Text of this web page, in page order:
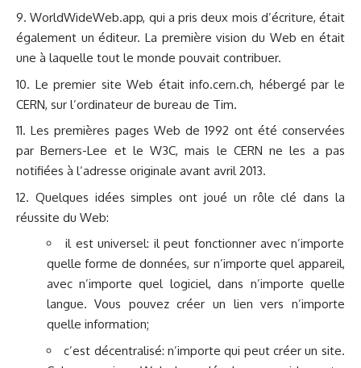
WorldWideWeb.app, qui a pris deux mois d’écriture, était
également un éditeur. La première vision du Web en était
une à laquelle tout le monde pouvait contribuer.
Le premier site Web était info.cern.ch, hébergé par le
CERN, sur l’ordinateur de bureau de Tim.
Les premières pages Web de 1992 ont été conservées
par Berners-Lee et le W3C, mais le CERN ne les a pas
notifiées à l’adresse originale avant avril 2013.
Quelques idées simples ont joué un rôle clé dans la
réussite du Web:
il est universel: il peut fonctionner avec n’importe
quelle forme de données, sur n’importe quel appareil,
avec n’importe quel logiciel, dans n’importe quelle
langue. Vous pouvez créer un lien vers n’importe
quelle information;
c’est décentralisé: n’importe qui peut créer un site.